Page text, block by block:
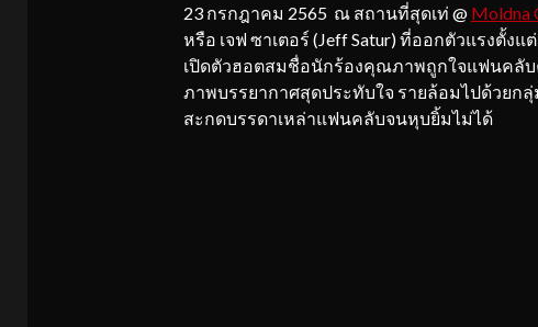
23 กรกฎาคม 2565 ณ สถานที่สุดเท่ @ Moldna
หรือ เจฟ ซาเตอร์ (Jeff Satur) ที่ออกตัวแรงตั้ง
เปิดตัวฮอตสมชื่อนักร้องคุณภาพถูกใจแฟนคลั
ภาพบรรยากาศสุดประทับใจ รายล้อมไปด้วย
สะกดบรรดาเหล่าแฟนคลับจนหุบยิ้มไม่ได้